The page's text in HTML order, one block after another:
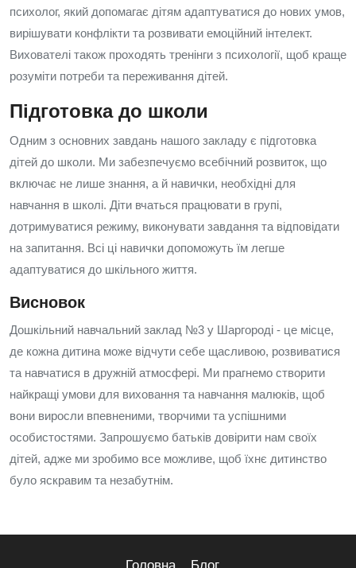
психолог, який допомагає дітям адаптуватися до нових умов,
вирішувати конфлікти та розвивати емоційний інтелект.
Вихователі також проходять тренінги з психології, щоб краще
розуміти потреби та переживання дітей.
Підготовка до школи
Одним з основних завдань нашого закладу є підготовка
дітей до школи. Ми забезпечуємо всебічний розвиток, що
включає не лише знання, а й навички, необхідні для
навчання в школі. Діти вчаться працювати в групі,
дотримуватися режиму, виконувати завдання та відповідати
на запитання. Всі ці навички допоможуть їм легше
адаптуватися до шкільного життя.
Висновок
Дошкільний навчальний заклад №3 у Шаргороді - це місце,
де кожна дитина може відчути себе щасливою, розвиватися
та навчатися в дружній атмосфері. Ми прагнемо створити
найкращі умови для виховання та навчання малюків, щоб
вони виросли впевненими, творчими та успішними
особистостями. Запрошуємо батьків довірити нам своїх
дітей, адже ми зробимо все можливе, щоб їхнє дитинство
було яскравим та незабутнім.